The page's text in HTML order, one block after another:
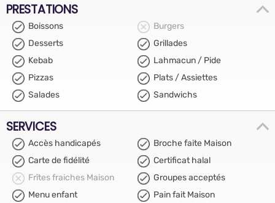
PRESTATIONS
Boissons
Burgers
Desserts
Grillades
Kebab
Lahmacun / Pide
Pizzas
Plats / Assiettes
Salades
Sandwichs
SERVICES
Accès handicapés
Broche faite Maison
Carte de fidélité
Certificat halal
Frîtes fraiches Maison
Groupes acceptés
Menu enfant
Pain fait Maison